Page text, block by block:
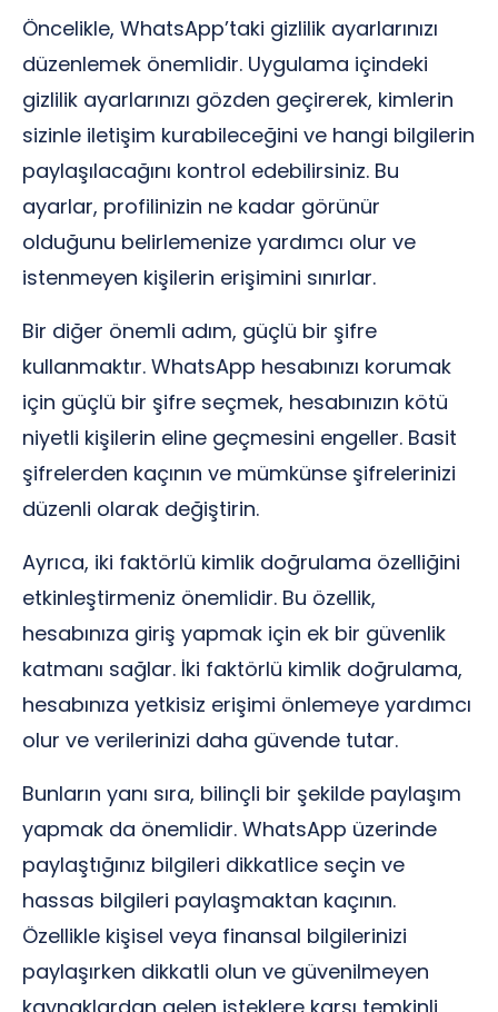
Öncelikle, WhatsApp’taki gizlilik ayarlarınızı
düzenlemek önemlidir. Uygulama içindeki
gizlilik ayarlarınızı gözden geçirerek, kimlerin
sizinle iletişim kurabileceğini ve hangi bilgilerin
paylaşılacağını kontrol edebilirsiniz. Bu
ayarlar, profilinizin ne kadar görünür
olduğunu belirlemenize yardımcı olur ve
istenmeyen kişilerin erişimini sınırlar.
Bir diğer önemli adım, güçlü bir şifre
kullanmaktır. WhatsApp hesabınızı korumak
için güçlü bir şifre seçmek, hesabınızın kötü
niyetli kişilerin eline geçmesini engeller. Basit
şifrelerden kaçının ve mümkünse şifrelerinizi
düzenli olarak değiştirin.
Ayrıca, iki faktörlü kimlik doğrulama özelliğini
etkinleştirmeniz önemlidir. Bu özellik,
hesabınıza giriş yapmak için ek bir güvenlik
katmanı sağlar. İki faktörlü kimlik doğrulama,
hesabınıza yetkisiz erişimi önlemeye yardımcı
olur ve verilerinizi daha güvende tutar.
Bunların yanı sıra, bilinçli bir şekilde paylaşım
yapmak da önemlidir. WhatsApp üzerinde
paylaştığınız bilgileri dikkatlice seçin ve
hassas bilgileri paylaşmaktan kaçının.
Özellikle kişisel veya finansal bilgilerinizi
paylaşırken dikkatli olun ve güvenilmeyen